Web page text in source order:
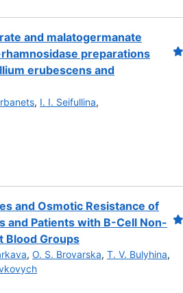
and malatogermanate
preparations
erubescens and
, І. I. Seifullina,
and Osmotic Resistance of
and Patients with B-Cell Non-
Blood Groups
, O. S. Brovarska, T. V. Bulyhina,